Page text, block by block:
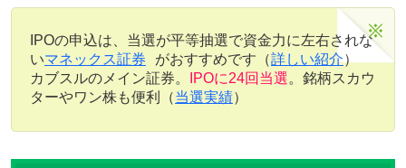
IPOの申込は、当選が平等抽選で資金力に左右されな
いマネックス証券 がおすすめです（詳しい紹介）
カブスルのメイン証券。
IPOに24回当選。銘柄スカウ
ターやワン株も便利（当選実績）